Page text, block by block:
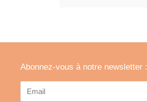
Abonnez-vous à notre newsletter :